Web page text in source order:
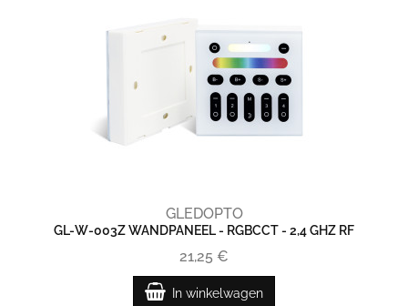
GLEDOPTO
GL-W-003Z WANDPANEEL - RGBCCT - 2,4 GHZ RF
21,25 €
In winkelwagen